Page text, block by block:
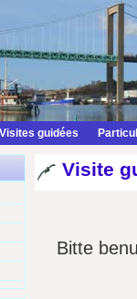
Visites guidées
Visite
Bitte